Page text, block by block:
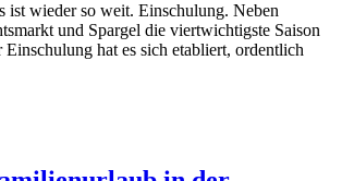
ist wieder so weit. Einschulung. Neben
und Spargel die viertwichtigste Saison
hat es sich etabliert, ordentlich